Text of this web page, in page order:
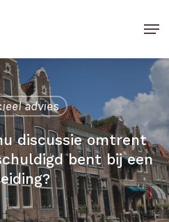
advies
discussie omtrent
bent bij een
Menu